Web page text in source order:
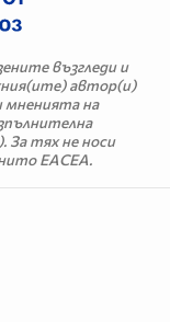
възгледи и
автор(и)
мненията на
За тях не носи
EACEA.